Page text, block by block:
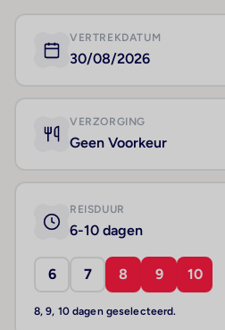
VERTREKDATUM
30/08/2026
VERZORGING
Geen Voorkeur
REISDUUR
6-10 dagen
6 7 8 9 10
8, 9, 10 dagen geselecteerd.